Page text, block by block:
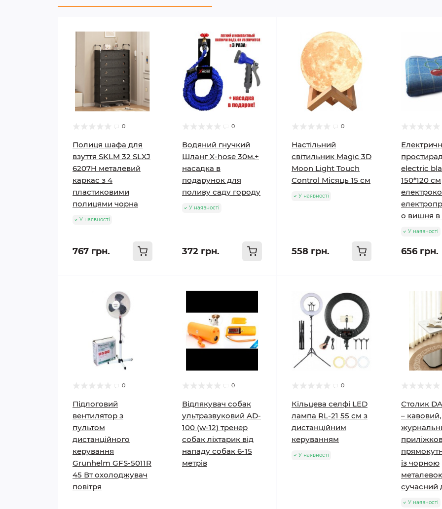
0
Полиця шафа для
взуття SKLM 32 SLXJ
6207H металевий
каркас з 4
пластиковими
полицями чорна
У наявності
767 грн.
0
Водяний гнучкий
Шланг X-hose 30м.+
насадка в
подарунок для
поливу саду городу
У наявності
372 грн.
0
Настільний
світильник Magic 3D
Moon Light Touch
Control Місяць 15 см
У наявності
558 грн.
electric
150*120 см
о вишня в
У наявності
656 грн.
0
Підлоговий
вентилятор з
пультом
дистанційного
керування
Grunhelm GFS-5011R
45 Вт охолоджувач
повітря
0
Відлякувач собак
ультразвуковий AD-
100 (w-12) тренер
собак ліхтарик від
нападу собак 6-15
метрів
0
Кільцева селфі LED
лампа RL-21 55 см з
дистанційним
керуванням
У наявності
Столик
– кавовий,
із чорною
сучасний
У наявності